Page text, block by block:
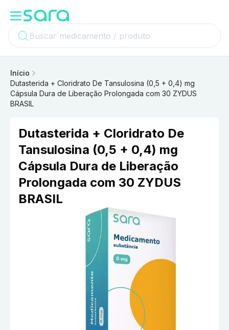
Início
Dutasterida + Cloridrato De Tansulosina (0,5 + 0,4) mg
Cápsula Dura de Liberação Prolongada com 30 ZYDUS
BRASIL
Dutasterida + Cloridrato De
Tansulosina (0,5 + 0,4) mg
Cápsula Dura de Liberação
Prolongada com 30 ZYDUS
BRASIL